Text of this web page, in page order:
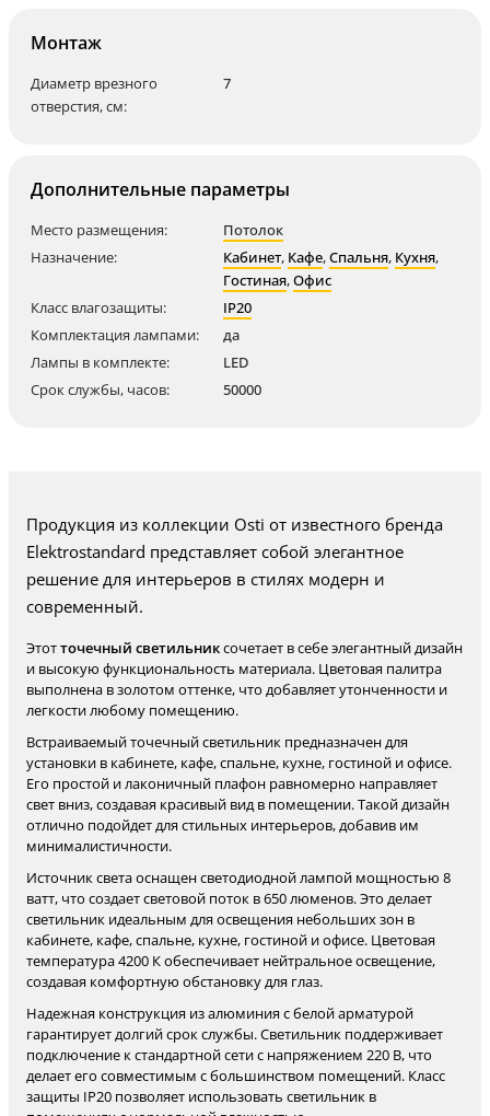
Монтаж
Диаметр врезного
отверстия, см:
7
Дополнительные параметры
Место размещения:
Потолок
Назначение:
Кабинет, Кафе,Спальня, Кухня,
Гостиная,Офис
Класс влагозащиты:
IP20
Комплектация лампами:
да
Лампы в комплекте:
LED
Срок службы, часов:
50000
Продукция из коллекции Osti от известного бренда
Elektrostandard представляет собой элегантное
решение для интерьеров в стилях модерн и
современный.
Этотточечный светильниксочетает в себе элегантный дизайн
и высокую функциональность материала. Цветовая палитра
выполнена в золотом оттенке, что добавляет утонченности и
легкости любому помещению.
Встраиваемый точечный светильник предназначен для
установки в кабинете, кафе, спальне, кухне, гостиной и офисе.
Его простой и лаконичный плафон равномерно направляет
свет вниз, создавая красивый вид в помещении. Такой дизайн
отлично подойдет для стильных интерьеров, добавив им
минималистичности.
Источник света оснащен светодиодной лампой мощностью 8
ватт, что создает световой поток в 650 люменов. Это делает
светильник идеальным для освещения небольших зон в
кабинете, кафе, спальне, кухне, гостиной и офисе. Цветовая
температура 4200 К обеспечивает нейтральное освещение,
создавая комфортную обстановку для глаз.
Надежная конструкция из алюминия с белой арматурой
гарантирует долгий срок службы. Светильник поддерживает
подключение к стандартной сети с напряжением 220 В, что
делает его совместимым с большинством помещений. Класс
защиты IP20 позволяет использовать светильник в